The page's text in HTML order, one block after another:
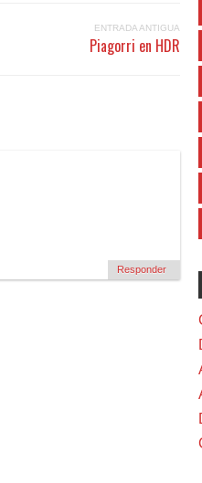
ENTRADA ANTIGUA
Piagorri en HDR
Responder